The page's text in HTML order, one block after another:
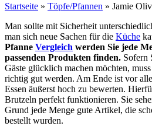
Startseite » Töpfe/Pfannen » Jamie
Man sollte mit Sicherheit
man sich neue Sachen für die Küche
Pfanne Vergleich werden Sie jede
passenden Produkten finden. Sofern
Gäste glücklich machen möchten,
richtig gut werden. Am Ende ist vor
Essen äußerst hoch zu bewerten.
Brutzeln perfekt funktionieren. Sie
Grund jede Menge gute Artikel, die
bestellt wurden.